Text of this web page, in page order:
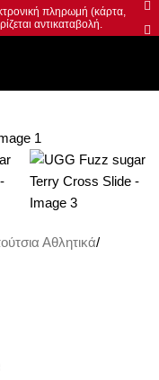
πληρωμή (κάρτα,
αντικαταβολή.
Αθλητικά